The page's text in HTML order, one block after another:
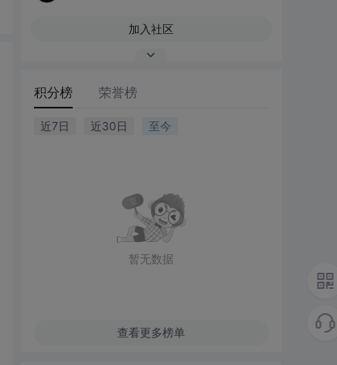
加入社区
积分榜 荣誉榜
近7日 近30日 至今
暂无数据
查看更多榜单